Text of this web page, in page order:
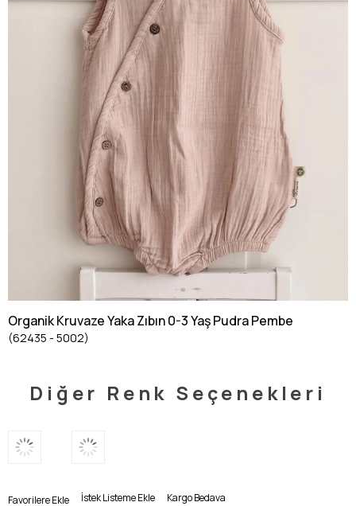
Organik Kruvaze Yaka Zıbın 0-3 Yaş Pudra Pembe
(62435 - 5002)
Diğer Renk Seçenekleri
Favorilere Ekle İstek Listeme Ekle Kargo Bedava